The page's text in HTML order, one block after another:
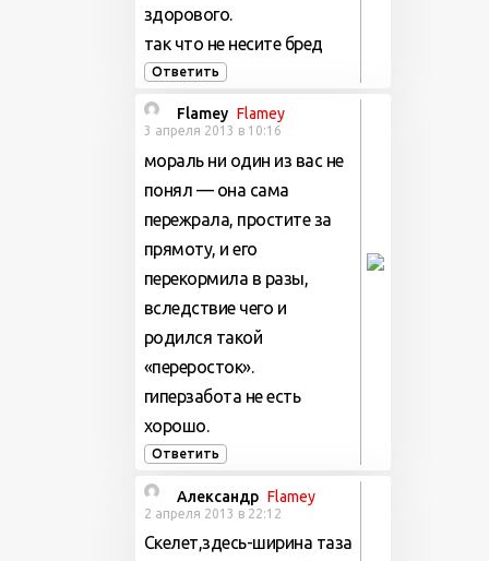
здорового.
так что не несите бред
Ответить
Flamey Flamey
3 апреля 2013 в 10:16
мораль ни один из вас не
понял — она сама
пережрала, простите за
прямоту, и его
перекормила в разы,
вследствие чего и
родился такой
«переросток».
гиперзабота не есть
хорошо.
Ответить
Александр Flamey
2 апреля 2013 в 22:12
Скелет,здесь-ширина таза